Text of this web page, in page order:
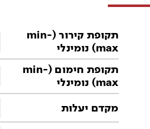
תקופת קירור (min-
max) נומינלי
תקופת חימום (min-
max) נומינלי
מקדם יעלות